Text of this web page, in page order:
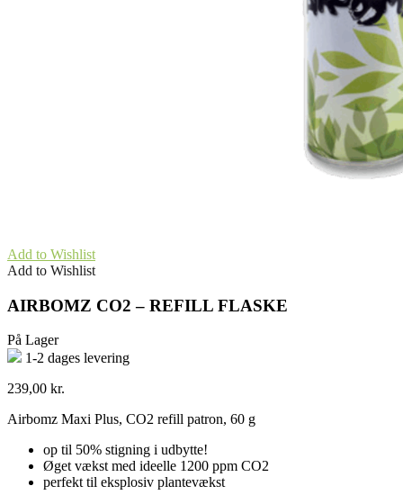
Add to Wishlist
Add to Wishlist
AIRBOMZ CO2 – REFILL FLASKE
På Lager
1-2 dages levering
239,00 kr.
Airbomz Maxi Plus, CO2 refill patron, 60 g
op til 50% stigning i udbytte!
Øget vækst med ideelle 1200 ppm CO2
perfekt til eksplosiv plantevækst